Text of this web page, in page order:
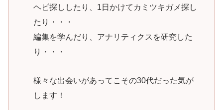
ヘビ探ししたり、1日かけてカミツキガメ探し
たり・・・
編集を学んだり、アナリティクスを研究した
り・・・
様々な出会いがあってこその30代だった気が
します！